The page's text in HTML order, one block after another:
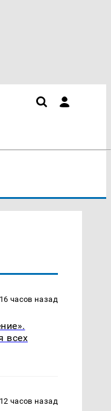
16 часов назад
всех
12 часов назад